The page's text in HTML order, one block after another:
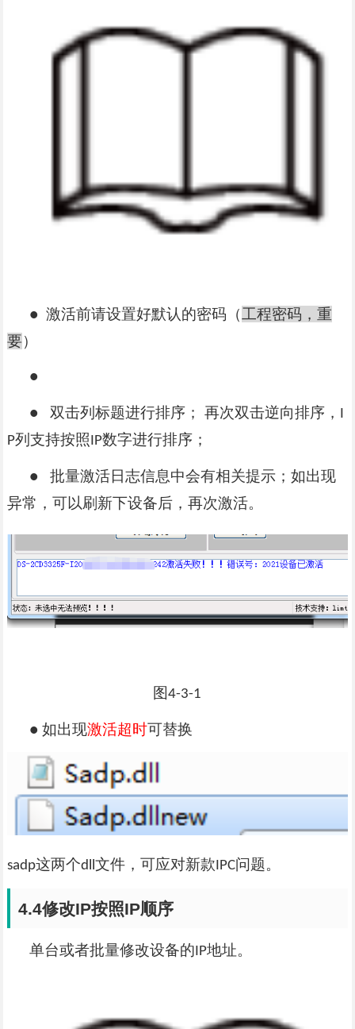
● 激活前请设置好默认的密码（工程密码，重
要）
●
● 双击列标题进行排序； 再次双击逆向排序， I
P列支持按照IP数字进行排序；
●
批量激活日志信息中会有相关提示；如出现
异常，可以刷新下设备后，再次激活。
图4-3-1
● 如出现激活超时可替换
sadp这两个dll文件，可应对新款IPC问题。
4.4修改IP按照IP顺序
单台或者批量修改设备的IP地址。